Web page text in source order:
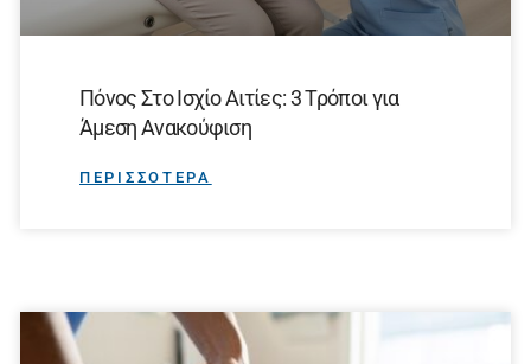
Πόνος Στο Ισχίο Αιτίες: 3 Τρόποι για
Άμεση Ανακούφιση
ΠΕΡΙΣΣΟΤΕΡΑ